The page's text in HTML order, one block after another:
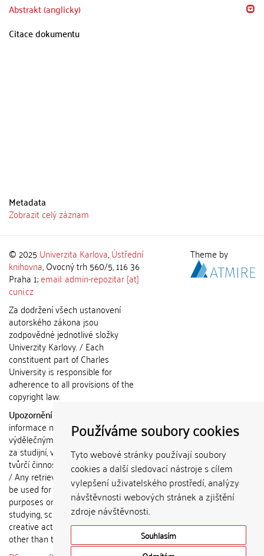
Používáme soubory cookies
Tyto webové stránky používají soubory
cookies a další sledovací nástroje s cílem
vylepšení uživatelského prostředí, analýzy
návštěvnosti webových stránek a zjištění
zdroje návštěvnosti.
Souhlasím
Abstrakt (anglicky)
Citace dokumentu
Metadata
Zobrazit celý záznam
© 2025 Univerzita Karlova,Ústřední
knihovna, Ovocný trh 560/5, 116 36
Praha 1;email: admin-repozitar [at]
cuni.cz
Za dodržení všech ustanovení
autorského zákona jsou
zodpovědné jednotlivé složky
Univerzity Karlovy. / Each
constituent part of Charles
University is responsible for
adherence to all provisions of the
copyright law.
Upozornění / Notice:
informace nemohou být použity k
výdělečným účelům nebo vydávány
za studijní, vědeckou nebo jinou
tvůrčí činnost jiné osoby než autora.
/ Any retrieved information shall not
be used for any commercial
purposes or claimed as results of
studying, scientific or any other
creative activities of any person
other than the author.
Theme by